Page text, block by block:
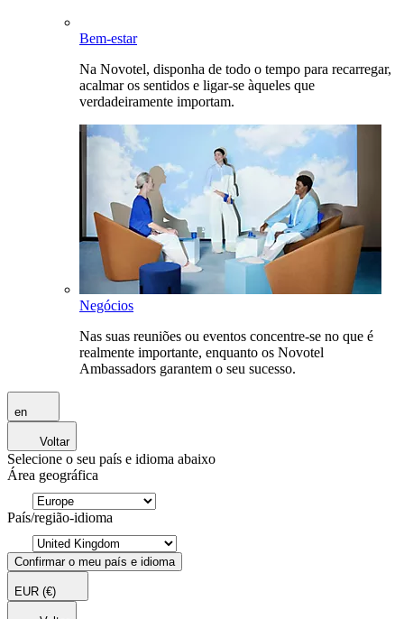
Bem-estar
Na Novotel, disponha de todo o tempo para recarregar,
acalmar os sentidos e ligar-se àqueles que
verdadeiramente importam.
Negócios
Nas suas reuniões ou eventos concentre-se no que é
realmente importante, enquanto os Novotel
Ambassadors garantem o seu sucesso.
en
Voltar
Selecione o seu país e idioma abaixo
Área geográfica
País/região-idioma
Confirmar o meu país e idioma
EUR (€)